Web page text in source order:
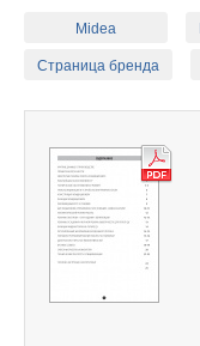
Midea
Страница бренда